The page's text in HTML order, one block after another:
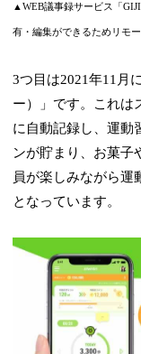
▲WEB議事録サービス「
有・編集ができるためリモ
3つ目は2021年11月
ー）」です。これは
に自動記録し、運動
ンが貯まり、お菓子
員が楽しみながら運
となっています。